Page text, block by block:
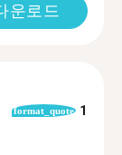
운로드
format_quote 1